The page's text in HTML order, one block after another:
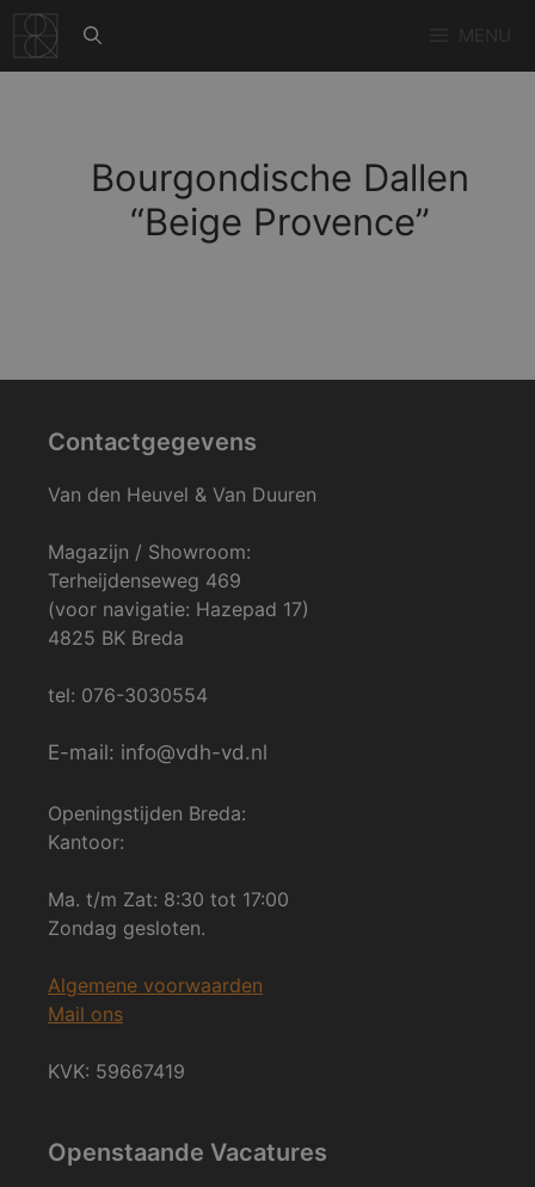
naar
de
Bourgondische Dallen
“Beige Provence”
Contactgegevens
Van den Heuvel & Van Duuren
Magazijn / Showroom:
Terheijdenseweg 469
(voor navigatie: Hazepad 17)
4825 BK Breda
tel: 076-3030554
E-mail: info@vdh-vd.nl
Openingstijden Breda:
Kantoor:
Ma. t/m Zat: 8:30 tot 17:00
Zondag gesloten.
Algemene voorwaarden
Mail ons
KVK: 59667419
Openstaande Vacatures